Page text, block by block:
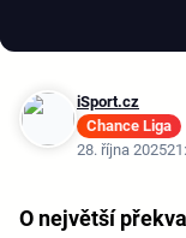
iSport.cz
Chance Liga
28. října 2025
O největší